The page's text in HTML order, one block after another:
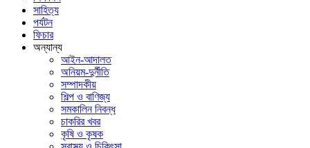
সাহিত্য
পর্যটন
ফিচার
অন্যান্য
আইন-আদালত
অনিয়ম-দুর্নীতি
সম্পাদকীয়
শিল্প ও বাণিজ্য
সমকালিন নিবন্ধ
চাকরির খবর
কৃষি ও কৃষক